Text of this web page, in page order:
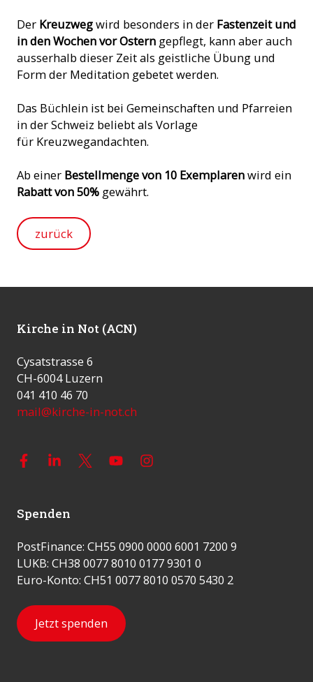
Der Kreuzwegwird besonders in der Fastenzeit und
in den Wochen vor Ostern gepflegt, kann aber auch
ausserhalb dieser Zeit als geistliche Übung und
Form der Meditation gebetet werden.
Das Büchlein ist bei Gemeinschaften und Pfarreien
in der Schweiz beliebt als Vorlage
für Kreuzwegandachten.
Ab einer Bestellmenge von 10 Exemplarenwird ein
Rabatt von 50% gewährt.
zurück
Kirche in Not (ACN)
Cysatstrasse 6
CH-6004 Luzern
041 410 46 70
mail@kirche-in-not.ch
Spenden
PostFinance: CH55 0900 0000 6001 7200 9
LUKB: CH38 0077 8010 0177 9301 0
Euro-Konto: CH51 0077 8010 0570 5430 2
Jetzt spenden